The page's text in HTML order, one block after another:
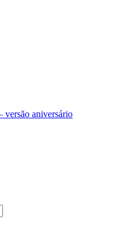
versão aniversário